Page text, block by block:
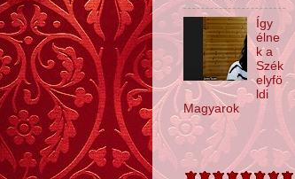
Így
élne
k a
Szék
elyfö
ldi
Magyarok